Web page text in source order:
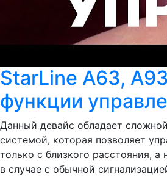
StarLine A63,
функции
Данный девайс обладает
системой, которая позволяет
только с близкого расстояния, а
в случае с обычной